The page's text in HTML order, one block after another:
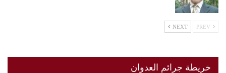
NEXT
خريطة جرائم العدوان